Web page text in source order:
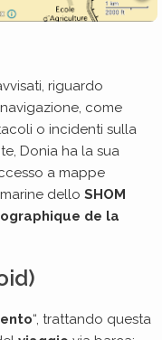
riguardo
come
o incidenti sulla
Donia ha la sua
a mappe
dello SHOM
de la
“, trattando questa